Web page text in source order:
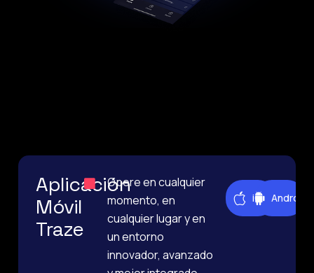
Aplicación
Móvil
Traze
Opere en cualquier
momento, en
cualquier lugar y en
un entorno
innovador, avanzado
iOS Android